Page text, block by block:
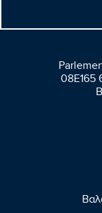
08E165